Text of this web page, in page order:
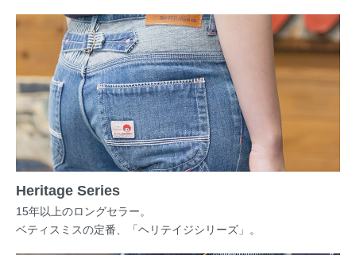
Heritage Series
15年以上のロングセラー。
ベティスミスの定番、「ヘリテイジシリーズ」。